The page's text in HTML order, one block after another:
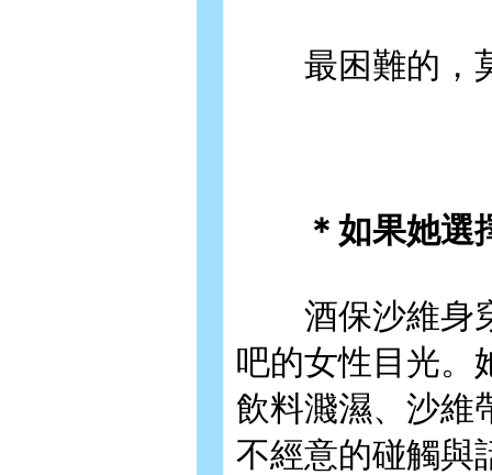
最困難的，
＊如果她選
酒保沙維身穿
吧的女性目光。
飲料濺濕、沙維
不經意的碰觸